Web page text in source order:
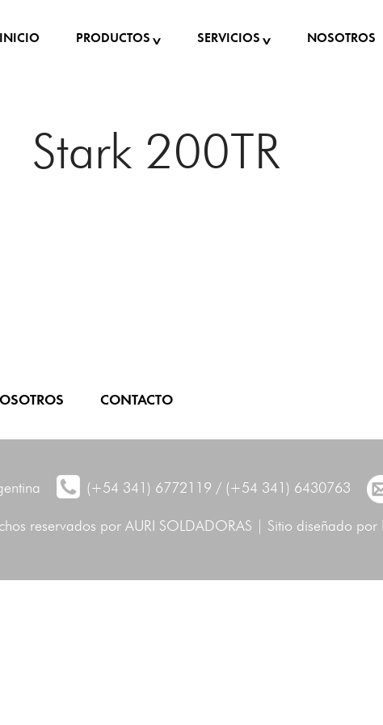
INICIO PRODUCTOS SERVICIOS NOSOTROS
Stark 200TR
CONTACTO
(+54 341) 6772119 / (+54 341) 6430763
reservados por AURI SOLDADORAS | Sitio diseñado por